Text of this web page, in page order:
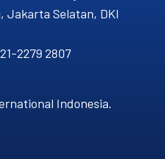
Jakarta Selatan, DKI
2279 2807
Indonesia.